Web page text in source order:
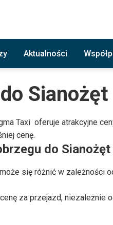
Aktualności
Sianożęt
Taxi oferuje atrakcyjne
cenę.
do Sianożęt
się różnić w zależności
za przejazd, niezależnie